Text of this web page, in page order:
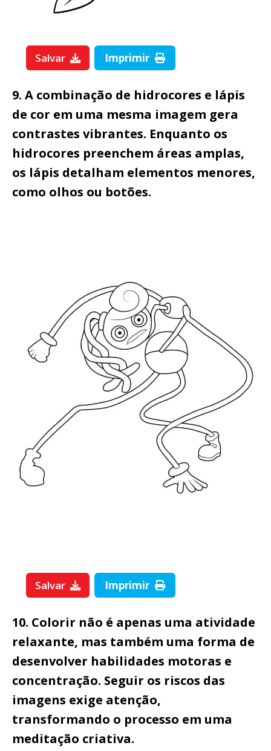
Salvar Imprimir
9. A combinação de hidrocores e lápis
de cor em uma mesma imagem gera
contrastes vibrantes. Enquanto os
hidrocores preenchem áreas amplas,
os lápis detalham elementos menores,
como olhos ou botões.
Salvar Imprimir
10. Colorir não é apenas uma atividade
relaxante, mas também uma forma de
desenvolver habilidades motoras e
concentração. Seguir os riscos das
imagens exige atenção,
transformando o processo em uma
meditação criativa.